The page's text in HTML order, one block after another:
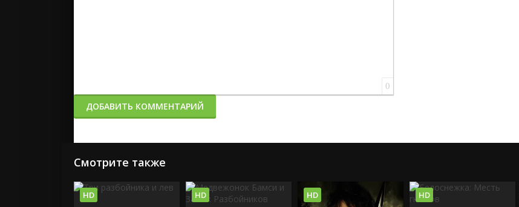
0
ДОБАВИТЬ КОММЕНТАРИЙ
Смотрите также
HD HD HD HD